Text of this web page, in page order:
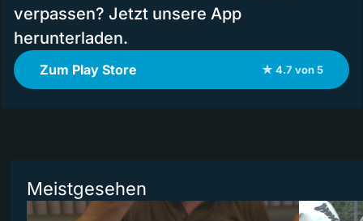
verpassen? Jetzt unsere App
herunterladen.
Zum Play Store ★ 4.7 von 5
Meistgesehen